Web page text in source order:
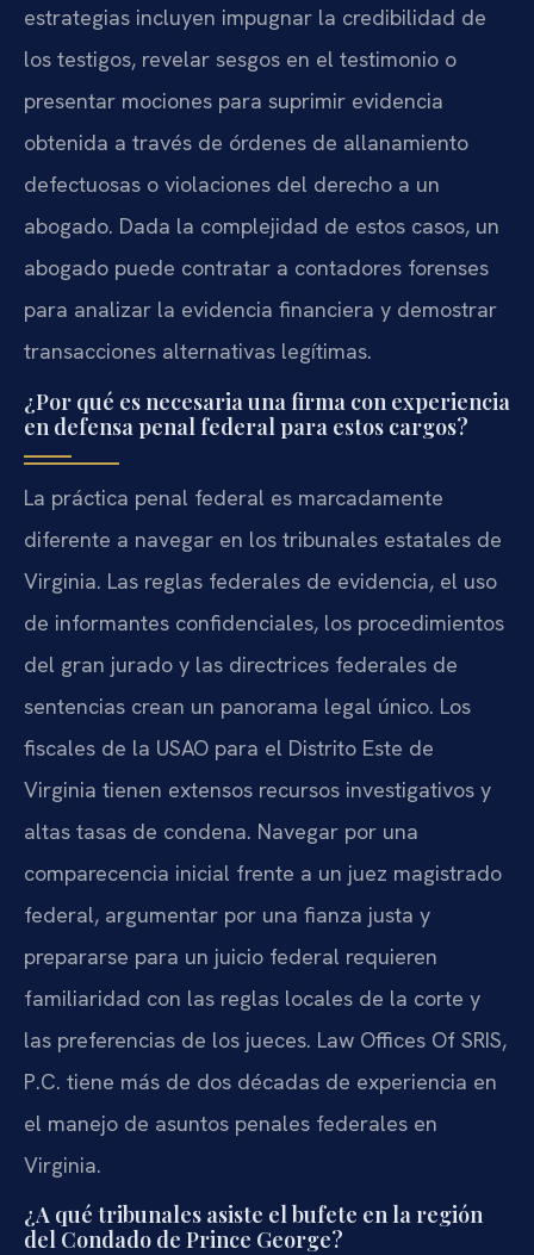
estrategias incluyen impugnar la credibilidad de
los testigos, revelar sesgos en el testimonio o
presentar mociones para suprimir evidencia
obtenida a través de órdenes de allanamiento
defectuosas o violaciones del derecho a un
abogado. Dada la complejidad de estos casos, un
abogado puede contratar a contadores forenses
para analizar la evidencia financiera y demostrar
transacciones alternativas legítimas.
¿Por qué es necesaria una firma con experiencia
en defensa penal federal para estos cargos?
La práctica penal federal es marcadamente
diferente a navegar en los tribunales estatales de
Virginia. Las reglas federales de evidencia, el uso
de informantes confidenciales, los procedimientos
del gran jurado y las directrices federales de
sentencias crean un panorama legal único. Los
fiscales de la USAO para el Distrito Este de
Virginia tienen extensos recursos investigativos y
altas tasas de condena. Navegar por una
comparecencia inicial frente a un juez magistrado
federal, argumentar por una fianza justa y
prepararse para un juicio federal requieren
familiaridad con las reglas locales de la corte y
las preferencias de los jueces. Law Offices Of SRIS,
P.C. tiene más de dos décadas de experiencia en
el manejo de asuntos penales federales en
Virginia.
¿A qué tribunales asiste el bufete en la región
del Condado de Prince George?